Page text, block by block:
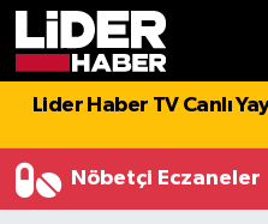
Lider Haber TV Canlı
Nöbetçi Eczaneler
Politika
Asayiş
Hava Durumu
İstanbul Namaz